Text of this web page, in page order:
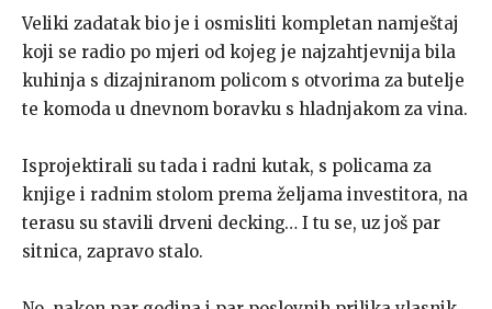
Veliki zadatak bio je i osmisliti kompletan namještaj
koji se radio po mjeri od kojeg je najzahtjevnija bila
kuhinja s dizajniranom policom s otvorima za butelje
te komoda u dnevnom boravku s hladnjakom za vina.
Isprojektirali su tada i radni kutak, s policama za
knjige i radnim stolom prema željama investitora, na
terasu su stavili drveni decking… I tu se, uz još par
sitnica, zapravo stalo.